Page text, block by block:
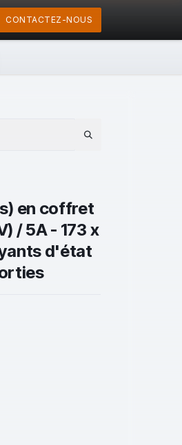
CONTACTEZ-NOUS
en coffret
/ 5A - 173 x
d'état